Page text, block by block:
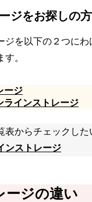
ジをお探しの
を以下の２つに
。
ージ
ラインストレージ
からチェックした
ンストレージ
ージの違い